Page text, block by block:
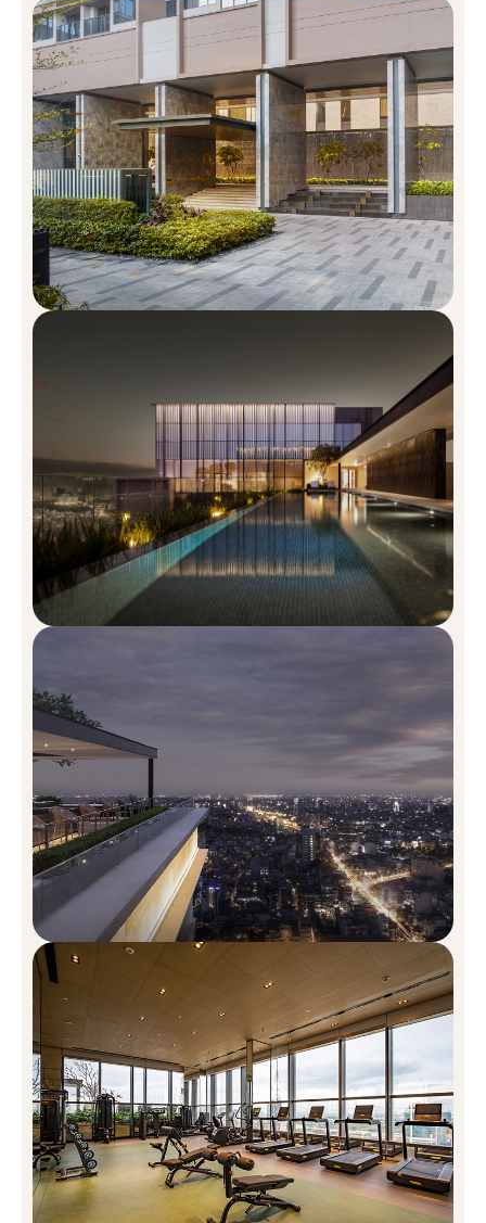
Trải Nghiệm Những Tiện Ích Xứng
Tầm Của The MarQ
lại mọi bộn bề cuộc sống khi bước vào sảnh thang máy riêng yên
tĩnh, trải nghiệm sống khác biệt từ mọi góc độ: Hồ bơi vô cực dài
30m, hồ bơi jacuzzi, hồ bơi trẻ em, quầy Bar ngoài trời, nhà hàng,
BBQ, thư viện, khu vui chơi trẻ em, khu bếp riêng, phòng tiệc,
phòng gym với khu thay đồ và tắm nam & nữ, phòng sauna, vườn
cảnh quan.